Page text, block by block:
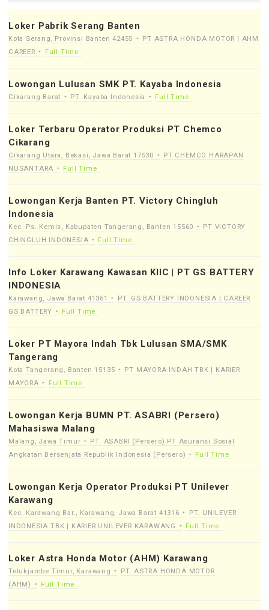
Loker Pabrik Serang Banten
Kota Serang, Provinsi Banten 42455
PT ASTRA HONDA MOTOR | AHM
CAREER
Full Time
Lowongan Lulusan SMK PT. Kayaba Indonesia
Cikarang Barat PT. Kayaba Indonesia Full Time
Loker Terbaru Operator Produksi PT Chemco
Cikarang
Cikarang Utara, Bekasi, Jawa Barat 17530
PT CHEMCO HARAPAN
NUSANTARA
Full Time
Lowongan Kerja Banten PT. Victory Chingluh
Indonesia
Kec. Ps. Kemis, Kabupaten Tangerang, Banten 15560
PT VICTORY
CHINGLUH INDONESIA
Full Time
Info Loker Karawang Kawasan KIIC | PT GS BATTERY
INDONESIA
Karawang, Jawa Barat 41361
PT. GS BATTERY INDONESIA | CAREER
GS BATTERY
Full Time
Loker PT Mayora Indah Tbk Lulusan SMA/SMK
Tangerang
Kota Tangerang, Banten 15135
PT MAYORA INDAH TBK | KARIER
MAYORA
Full Time
Lowongan Kerja BUMN PT. ASABRI (Persero)
Mahasiswa Malang
Malang, Jawa Timur
PT. ASABRI (Persero) PT Asuransi Sosial
Angkatan Bersenjata Republik Indonesia (Persero)
Full Time
Lowongan Kerja Operator Produksi PT Unilever
Karawang
Kec. Karawang Bar., Karawang, Jawa Barat 41316
PT. UNILEVER
INDONESIA TBK | KARIER UNILEVER KARAWANG
Full Time
Loker Astra Honda Motor (AHM) Karawang
Telukjambe Timur, Karawang
PT. ASTRA HONDA MOTOR
(AHM)
Full Time